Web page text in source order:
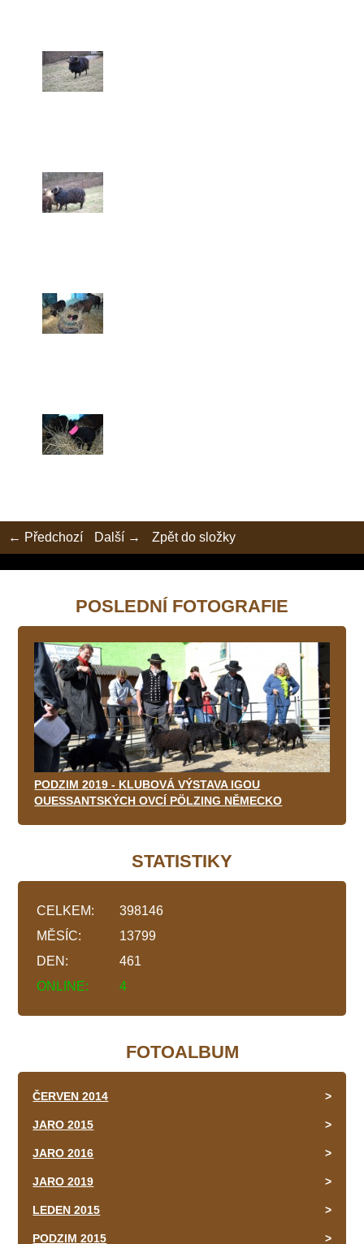
← Předchozí Další → Zpět do složky
POSLEDNÍ FOTOGRAFIE
PODZIM 2019 - KLUBOVÁ VÝSTAVA IGOU
OUESSANTSKÝCH OVCÍ PÖLZING NĚMECKO
STATISTIKY
ONLINE: 4
CELKEM:
398146
MĚSÍC:
13799
DEN:
461
FOTOALBUM
ČERVEN 2014
JARO 2015
JARO 2016
JARO 2019
LEDEN 2015
PODZIM 2015